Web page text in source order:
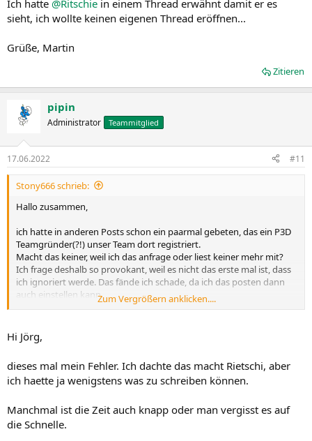
Ich hatte @Ritschie in einem Thread erwähnt damit er es
sieht, ich wollte keinen eigenen Thread eröffnen...
Grüße, Martin
Zitieren
pipin
Administrator Teammitglied
17.06.2022 #11
Stony666 schrieb:
Hallo zusammen,
ich hatte in anderen Posts schon ein paarmal gebeten, das ein P3D
Teamgründer(?!) unser Team dort registriert.
Macht das keiner, weil ich das anfrage oder liest keiner mehr mit?
Ich frage deshalb so provokant, weil es nicht das erste mal ist, dass
ich ignoriert werde. Das fände ich schade, da ich das posten dann
auch einstellen kann.Zum Vergrößern anklicken....
Hi Jörg,
dieses mal mein Fehler. Ich dachte das macht Rietschi, aber
ich haette ja wenigstens was zu schreiben können.
Manchmal ist die Zeit auch knapp oder man vergisst es auf
die Schnelle.